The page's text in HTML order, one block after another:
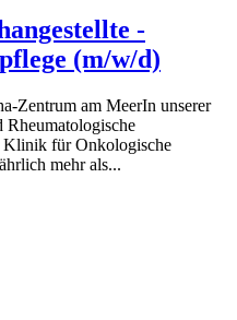
-
(m/w/d)
Zentrum am MeerIn unserer
Klinik für Onkologische
mehr als...